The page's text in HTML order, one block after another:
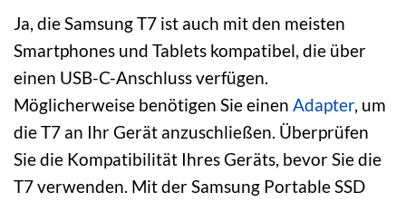
Ja, die Samsung T7 ist auch mit den meisten
Smartphones und Tablets kompatibel, die über
einen USB-C-Anschluss verfügen.
Möglicherweise benötigen Sie einen Adapter, um
die T7 an Ihr Gerät anzuschließen. Überprüfen
Sie die Kompatibilität Ihres Geräts, bevor Sie die
T7 verwenden. Mit der Samsung Portable SSD